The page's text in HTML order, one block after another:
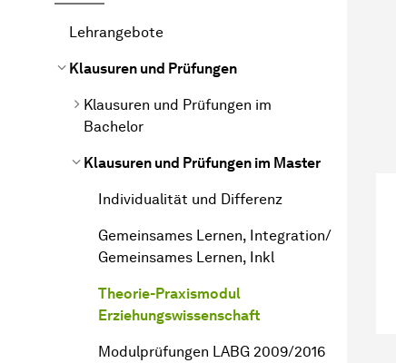
Lehrangebote
Klausuren und Prüfungen
Klausuren und Prüfungen im
Bachelor
Klausuren und Prüfungen im Master
Individualität und Differenz
Gemeinsames Lernen, Integration/
Gemeinsames Lernen, Inkl
Theorie-Praxismodul
Erziehungswissenschaft
Modulprüfungen LABG 2009/2016